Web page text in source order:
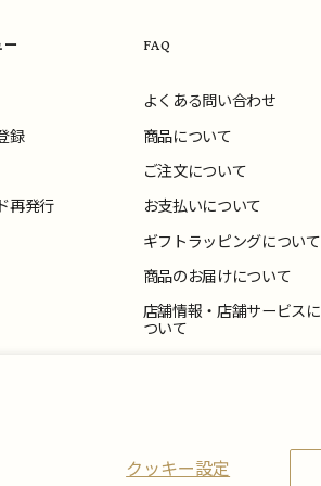
クッキー設定
ー
録
再発行
FAQ
よくある問い合わせ
商品について
ご注文について
お支払いについて
ギフトラッピングについて
商品のお届けについて
店舗情報・店舗サービスに
ついて